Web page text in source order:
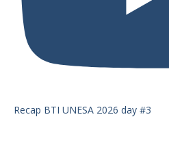
Recap BTI UNESA 2026 day #3